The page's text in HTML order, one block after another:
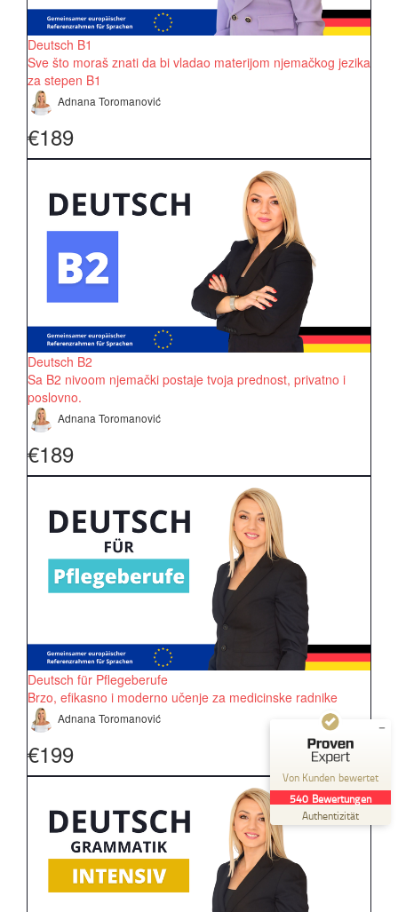
Deutsch B1
Sve što moraš znati da bi vladao materijom njemačkog jezika
za stepen B1
Adnana Toromanović
€189
Deutsch B2
Sa B2 nivoom njemački postaje tvoja prednost, privatno i
poslovno.
Adnana Toromanović
€189
Deutsch für Pflegeberufe
Brzo, efikasno i moderno učenje za medicinske radnike
Adnana Toromanović
€199
Von Kunden bewertet
540 Bewertungen
Authentizität
Kundenbewertungen und Erfahrungen zu
Nanas Deutschkurs
Empfehlungen auf
ProvenExpert.com
SEHR GUT
4,99
/
5,00
48
Bewertungen auf
ProvenExpert.com
Blick aufs ProvenExpert-Profil werfen
07.08.2026